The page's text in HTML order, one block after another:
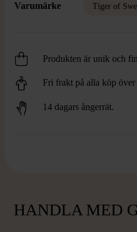
Varumärke Tiger of
Produkten är unik och
Fri frakt på alla köp över
14 dagars ångerrät.
HANDLA MED